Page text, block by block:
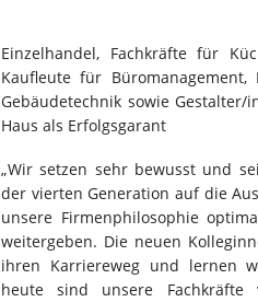
Einzelhandel, Fachkräfte für
Kaufleute für
Gebäudetechnik sowie
Haus als Erfolgsgarant
„Wir setzen sehr bewusst und
der vierten Generation auf die
unsere Firmenphilosophie
weitergeben. Die neuen
ihren Karriereweg und lernen
heute sind unsere Fachkräfte